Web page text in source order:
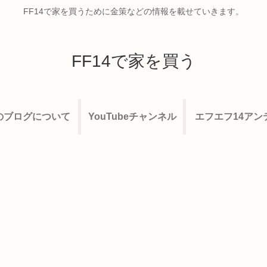
FF14で家を買うために金策などの情報を載せていきます。
FF14で家を買う
ブログについて YouTubeチャンネル エフエフ14アン